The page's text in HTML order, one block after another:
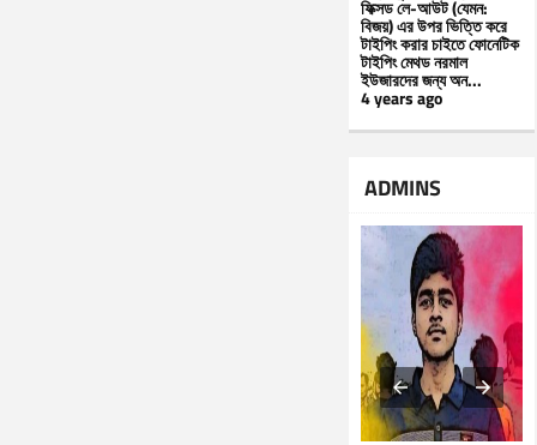
ফিক্সড লে-আউট (যেমন:
বিজয়) এর উপর ভিত্তি করে
টাইপিং করার চাইতে ফোনেটিক
টাইপিং মেথড নরমাল
ইউজারদের জন্য অন...
4 years ago
ADMINS